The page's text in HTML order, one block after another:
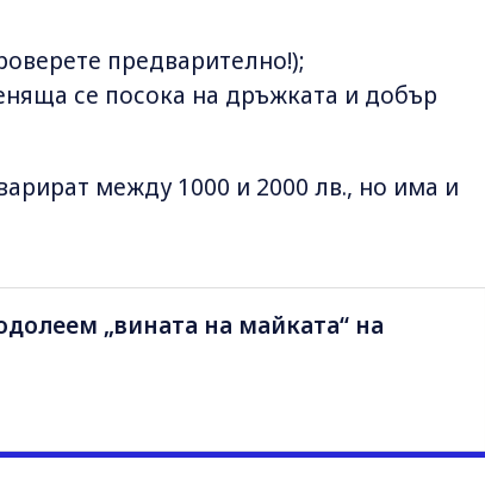
предварително!);
се посока на дръжката и добър
между 1000 и 2000 лв., но има и
„вината на майката“ на